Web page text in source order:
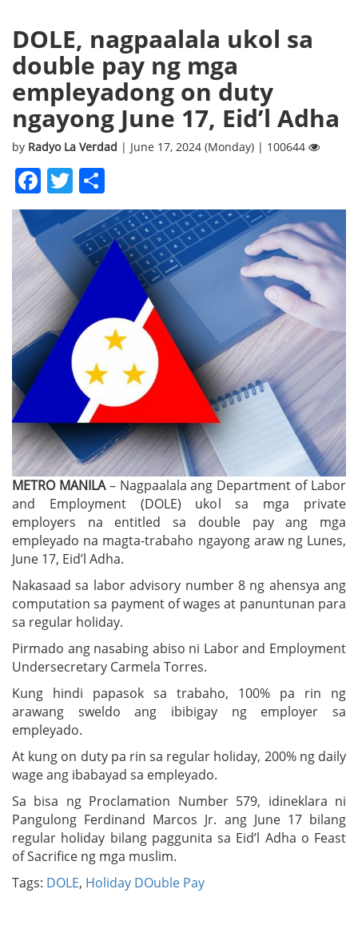
DOLE, nagpaalala ukol sa
double pay ng mga
empleyadong on duty
ngayong June 17, Eid’l Adha
by Radyo La Verdad | June 17, 2024 (Monday) | 100644
Facebook
Twitter
METRO MANILA– Nagpaalala ang Department of Labor
and Employment (DOLE) ukol sa mga private
employers na entitled sa double pay ang mga
empleyado na magta-trabaho ngayong araw ng Lunes,
June 17, Eid’l Adha.
Nakasaad sa labor advisory number 8 ng ahensya ang
computation sa payment of wages at panuntunan para
sa regular holiday.
Pirmado ang nasabing abiso ni Labor and Employment
Undersecretary Carmela Torres.
Kung hindi papasok sa trabaho, 100% pa rin ng
arawang sweldo ang ibibigay ng employer sa
empleyado.
At kung on duty pa rin sa regular holiday, 200% ng daily
wage ang ibabayad sa empleyado.
Sa bisa ng Proclamation Number 579, idineklara ni
Pangulong Ferdinand Marcos Jr. ang June 17 bilang
regular holiday bilang paggunita sa Eid’l Adha o Feast
of Sacrifice ng mga muslim.
Tags: DOLE, Holiday DOuble Pay